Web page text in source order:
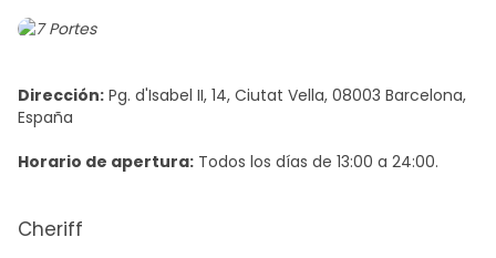
Dirección: Pg. d'Isabel II, 14, Ciutat Vella, 08003 Barcelona,
España
Horario de apertura: Todos los días de 13:00 a 24:00.
Cheriff